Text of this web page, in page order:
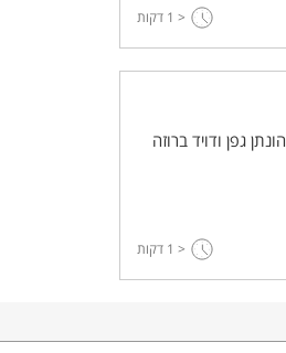
< 1 דקות
גפן ודויד ברוזה
< 1 דקות